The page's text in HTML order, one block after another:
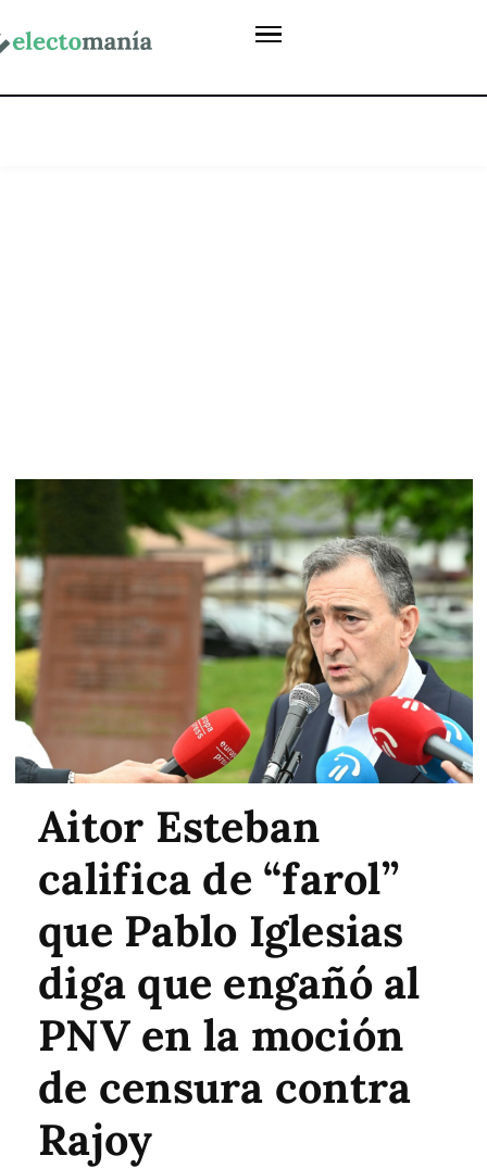
Aitor Esteban
califica de “farol”
que Pablo Iglesias
diga que engañó al
PNV en la moción
de censura contra
Rajoy